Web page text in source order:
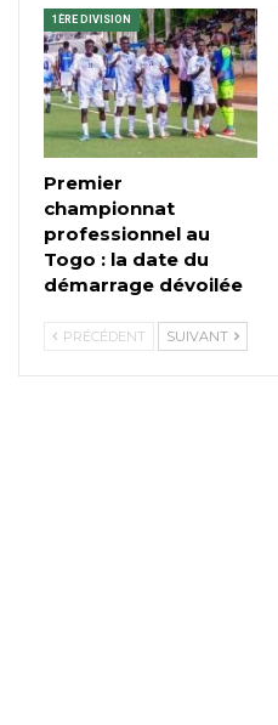
1ÈRE DIVISION
Premier
championnat
professionnel au
Togo : la date du
démarrage dévoilée
PRÉCÉDENT SUIVANT